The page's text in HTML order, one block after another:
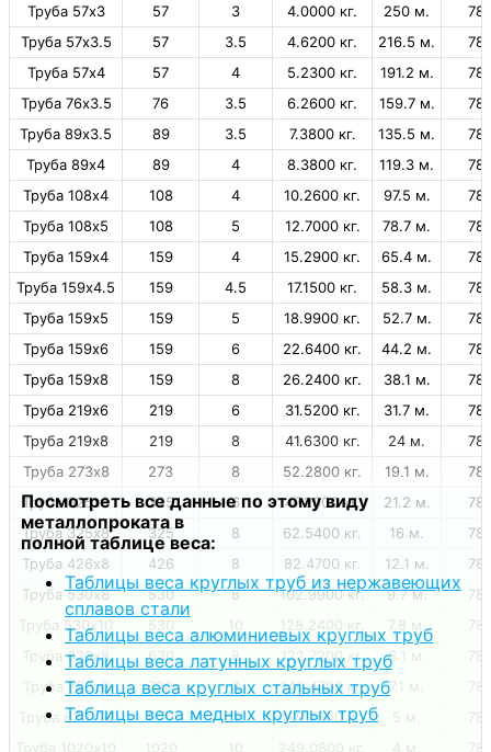
Труба 57х3 57 3 4.0000 кг. 250 м.
Труба 57х3.5
57 3.5 4.6200 кг. 216.5 м.
Труба 57х4
57 4 5.2300 кг. 191.2 м.
Труба 76х3.5
76 3.5 6.2600 кг. 159.7 м.
Труба 89х3.5
89 3.5 7.3800 кг. 135.5 м.
Труба 89х4
89 4 8.3800 кг. 119.3 м.
Труба 108х4
108 4 10.2600 кг. 97.5 м.
Труба 108х5
108 5 12.7000 кг. 78.7 м.
Труба 159х4
159 4 15.2900 кг. 65.4 м.
Труба 159х4.5
159 4.5 17.1500 кг. 58.3 м.
Труба 159х5
159 5 18.9900 кг. 52.7 м.
Труба 159х6
159 6 22.6400 кг. 44.2 м.
Труба 159х8
159 8 26.2400 кг. 38.1 м.
Труба 219х6
219 6 31.5200 кг. 31.7 м.
Труба 219х8
219 8 41.6300 кг. 24 м.
Труба 273х8
273 8 52.2800 кг. 19.1 м.
Труба 325х6
325 6 47.2000 кг. 21.2 м.
Труба 325х8
325 8 62.5400 кг. 16 м.
Труба 426х8
426 8 82.4700 кг. 12.1 м.
Труба 530х8
530 8 102.9900 кг. 9.7 м.
Труба 530х10
530 10 128.2400 кг. 7.8 м.
Труба 630х8
630 8 122.7200 кг. 8.1 м.
Труба 720х8
720 8 140.4700 кг. 7.1 м.
Труба 820х10
820 10 199.7600 кг. 5 м.
Труба 1020х10
1020 10 249.0800 кг. 4 м.
Посмотреть все данные по этому виду
металлопроката в
полной таблице веса:
Таблицы веса круглых труб из нержавеющих
сплавов стали
Таблицы веса алюминиевых круглых труб
Таблицы веса латунных круглых труб
Таблица веса круглых стальных труб
Таблицы веса медных круглых труб